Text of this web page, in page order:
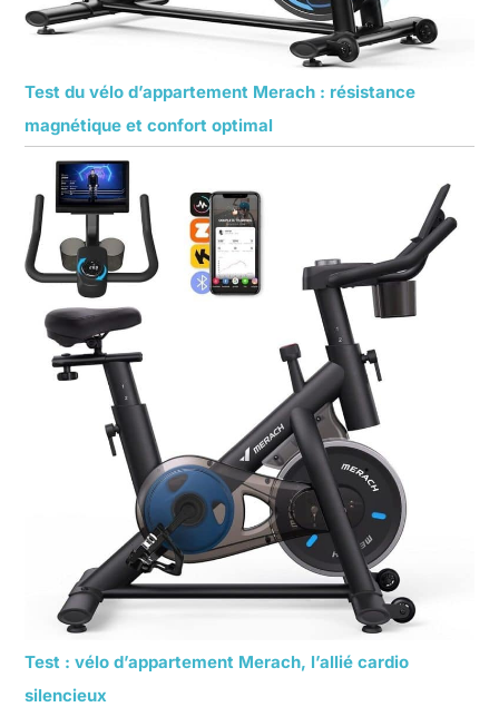
Test du vélo d’appartement Merach : résistance
magnétique et confort optimal
Test : vélo d’appartement Merach, l’allié cardio
silencieux